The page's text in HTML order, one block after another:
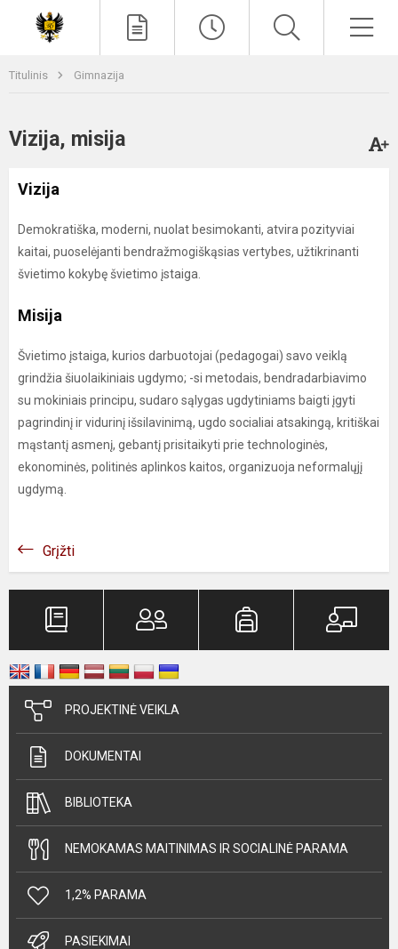
Titulinis Gimnazija
Vizija, misija
Vizija
Demokratiška, moderni, nuolat besimokanti, atvira pozityviai
kaitai, puoselėjanti bendražmogiškąsias vertybes, užtikrinanti
švietimo kokybę švietimo įstaiga.
Misija
Švietimo įstaiga, kurios darbuotojai (pedagogai) savo veiklą
grindžia šiuolaikiniais ugdymo; -si metodais, bendradarbiavimo
su mokiniais principu, sudaro sąlygas ugdytiniams baigti įgyti
pagrindinį ir vidurinį išsilavinimą, ugdo socialiai atsakingą, kritiškai
mąstantį asmenį, gebantį prisitaikyti prie technologinės,
ekonominės, politinės aplinkos kaitos, organizuoja neformalųjį
ugdymą.
Grįžti
PROJEKTINĖ VEIKLA
DOKUMENTAI
BIBLIOTEKA
NEMOKAMAS MAITINIMAS IR SOCIALINĖ PARAMA
1,2% PARAMA
PASIEKIMAI